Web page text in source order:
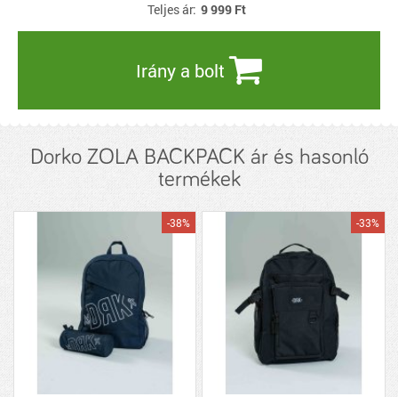
Teljes ár: 9 999 Ft
Irány a bolt
Dorko ZOLA BACKPACK ár és hasonló
termékek
-38% -33%